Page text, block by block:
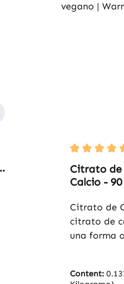
Average
Citrato de
Calcio -
Más -
Vitalstoffe
Citrato de
citrato de
una forma
Content: